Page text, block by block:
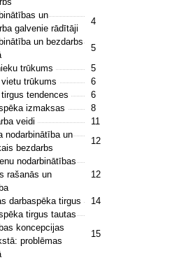
un
galvenie rādītāji
4
un bezdarbs
5
trūkums
5
vietu trūkums
6
tirgus tendences
6
izmaksas
8
veidi
11
nodarbinātība un
bezdarbs
12
nodarbinātības
rašanās un
12
darbaspēka tirgus 14
tirgus tautas
koncepcijas
problēmas
15